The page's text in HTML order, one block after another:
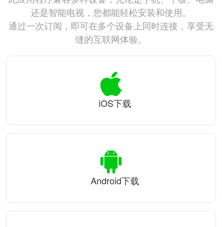
还是智能电视，您都能轻松安装和使用。
通过一次订阅，即可在多个设备上同时连接，享受无
缝的互联网体验。
iOS下载
Android下载